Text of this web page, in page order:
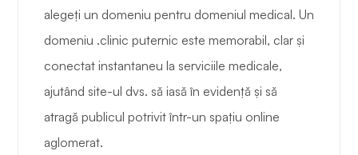
alegeți un domeniu pentru domeniul medical. Un
domeniu .clinic puternic este memorabil, clar și
conectat instantaneu la serviciile medicale,
ajutând site-ul dvs. să iasă în evidență și să
atragă publicul potrivit într-un spațiu online
aglomerat.